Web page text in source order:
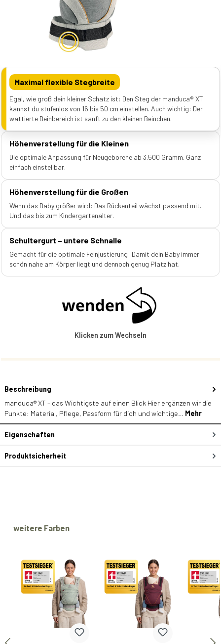
Maximal flexible Stegbreite
Egal, wie groß dein kleiner Schatz ist: Den Steg der manduca® XT
kannst du stufenlos von 16 bis 50 cm einstellen. Auch wichtig: Der
wattierte Beinbereich ist sanft zu den kleinen Beinchen.
Höhenverstellung für die Kleinen
Die optimale Anpassung für Neugeborene ab 3.500 Gramm. Ganz
einfach einstellbar.
Höhenverstellung für die Großen
Wenn das Baby größer wird: Das Rückenteil wächst passend mit.
Und das bis zum Kindergartenalter.
Schultergurt – untere Schnalle
Gemacht für die optimale Feinjustierung: Damit dein Baby immer
schön nahe am Körper liegt und dennoch genug Platz hat.
Klicken zum Wechseln
Beschreibung
manduca® XT – das Wichtigste auf einen Blick Hier ergänzen wir die
Punkte: Material, Pflege, Passform für dich und wichtige… Mehr
Eigenschaften
Produktsicherheit
Produktgalerie überspringen
weitere Farben